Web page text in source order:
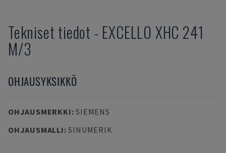
Tekniset tiedot - EXCELLO XHC 241
M/3
OHJAUSYKSIKKÖ
OHJAUSMERKKI:SIEMENS
OHJAUSMALLI:SINUMERIK